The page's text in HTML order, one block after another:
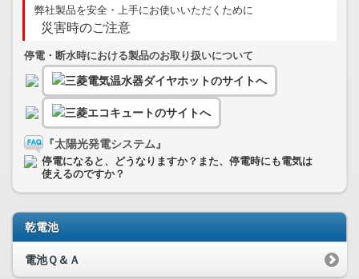
弊社製品を安全・上手にお使いいただくために
災害時のご注意
停電・断水時における製品のお取り扱いについて
『太陽光発電システム』
停電になると、どうなりますか？また、停電時にも電気は
使えるのですか？
乾電池
電池Ｑ＆Ａ